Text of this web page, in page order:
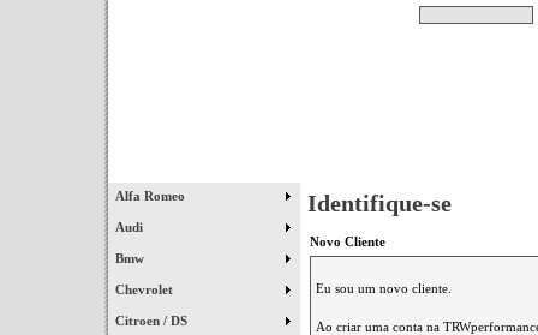
Alfa Romeo
Audi
Bmw
Chevrolet
Citroen / DS
Identifique-se
Novo Cliente
Eu sou um novo cliente.
Ao criar uma conta na